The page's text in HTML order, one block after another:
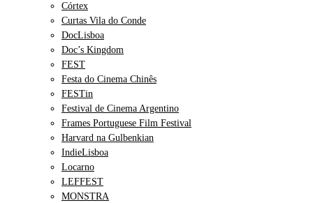
Córtex
Curtas Vila do Conde
DocLisboa
Doc’s Kingdom
FEST
Festa do Cinema Chinês
FESTin
Festival de Cinema Argentino
Frames Portuguese Film Festival
Harvard na Gulbenkian
IndieLisboa
Locarno
LEFFEST
MONSTRA